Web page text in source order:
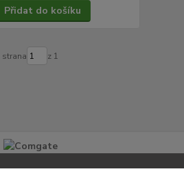
Přidat do košíku
strana z 1